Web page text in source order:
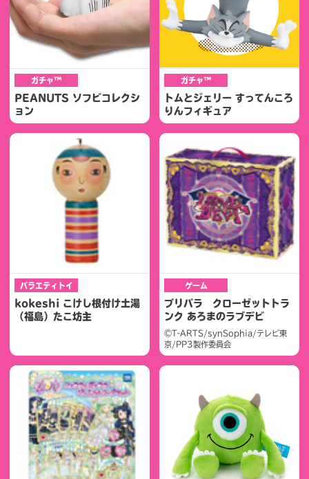
ガチャ™
PEANUTS ソフビコレクシ
ョン
ガチャ™
トムとジェリー すってんころ
りんフィギュア
バラエティトイ
kokeshi こけし根付け土湯
（福島）たこ坊主
ゲーム
プリパラ クローゼットトラ
ンク あろまのラブデビ
©T-ARTS/synSophia/テレビ東
京/PP3製作委員会